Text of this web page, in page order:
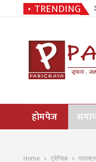
TRENDING
होमपेज
Home ट्रेन्डिङ